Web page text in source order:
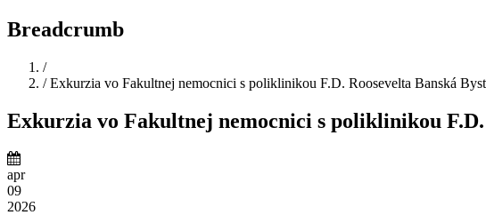
Breadcrumb
/Domov
/ Exkurzia vo Fakultnej nemocnici s poliklinikou F.D. Roosevelta Banská
Exkurzia vo Fakultnej nemocnici s poliklinikou
apr
09
2026